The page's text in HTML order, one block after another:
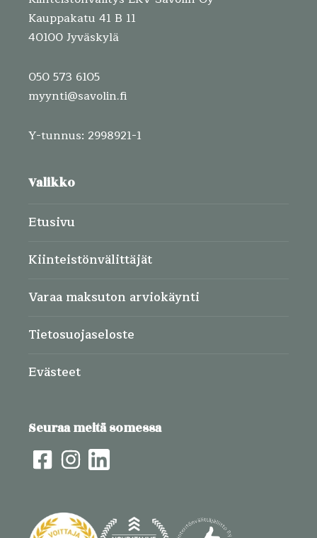
Kauppakatu 41 B 11
40100 Jyväskylä
050 573 6105
myynti@savolin.fi
Y-tunnus: 2998921-1
Valikko
Etusivu
Kiinteistönvälittäjät
Varaa maksuton arviokäynti
Tietosuojaseloste
Evästeet
Seuraa meitä somessa